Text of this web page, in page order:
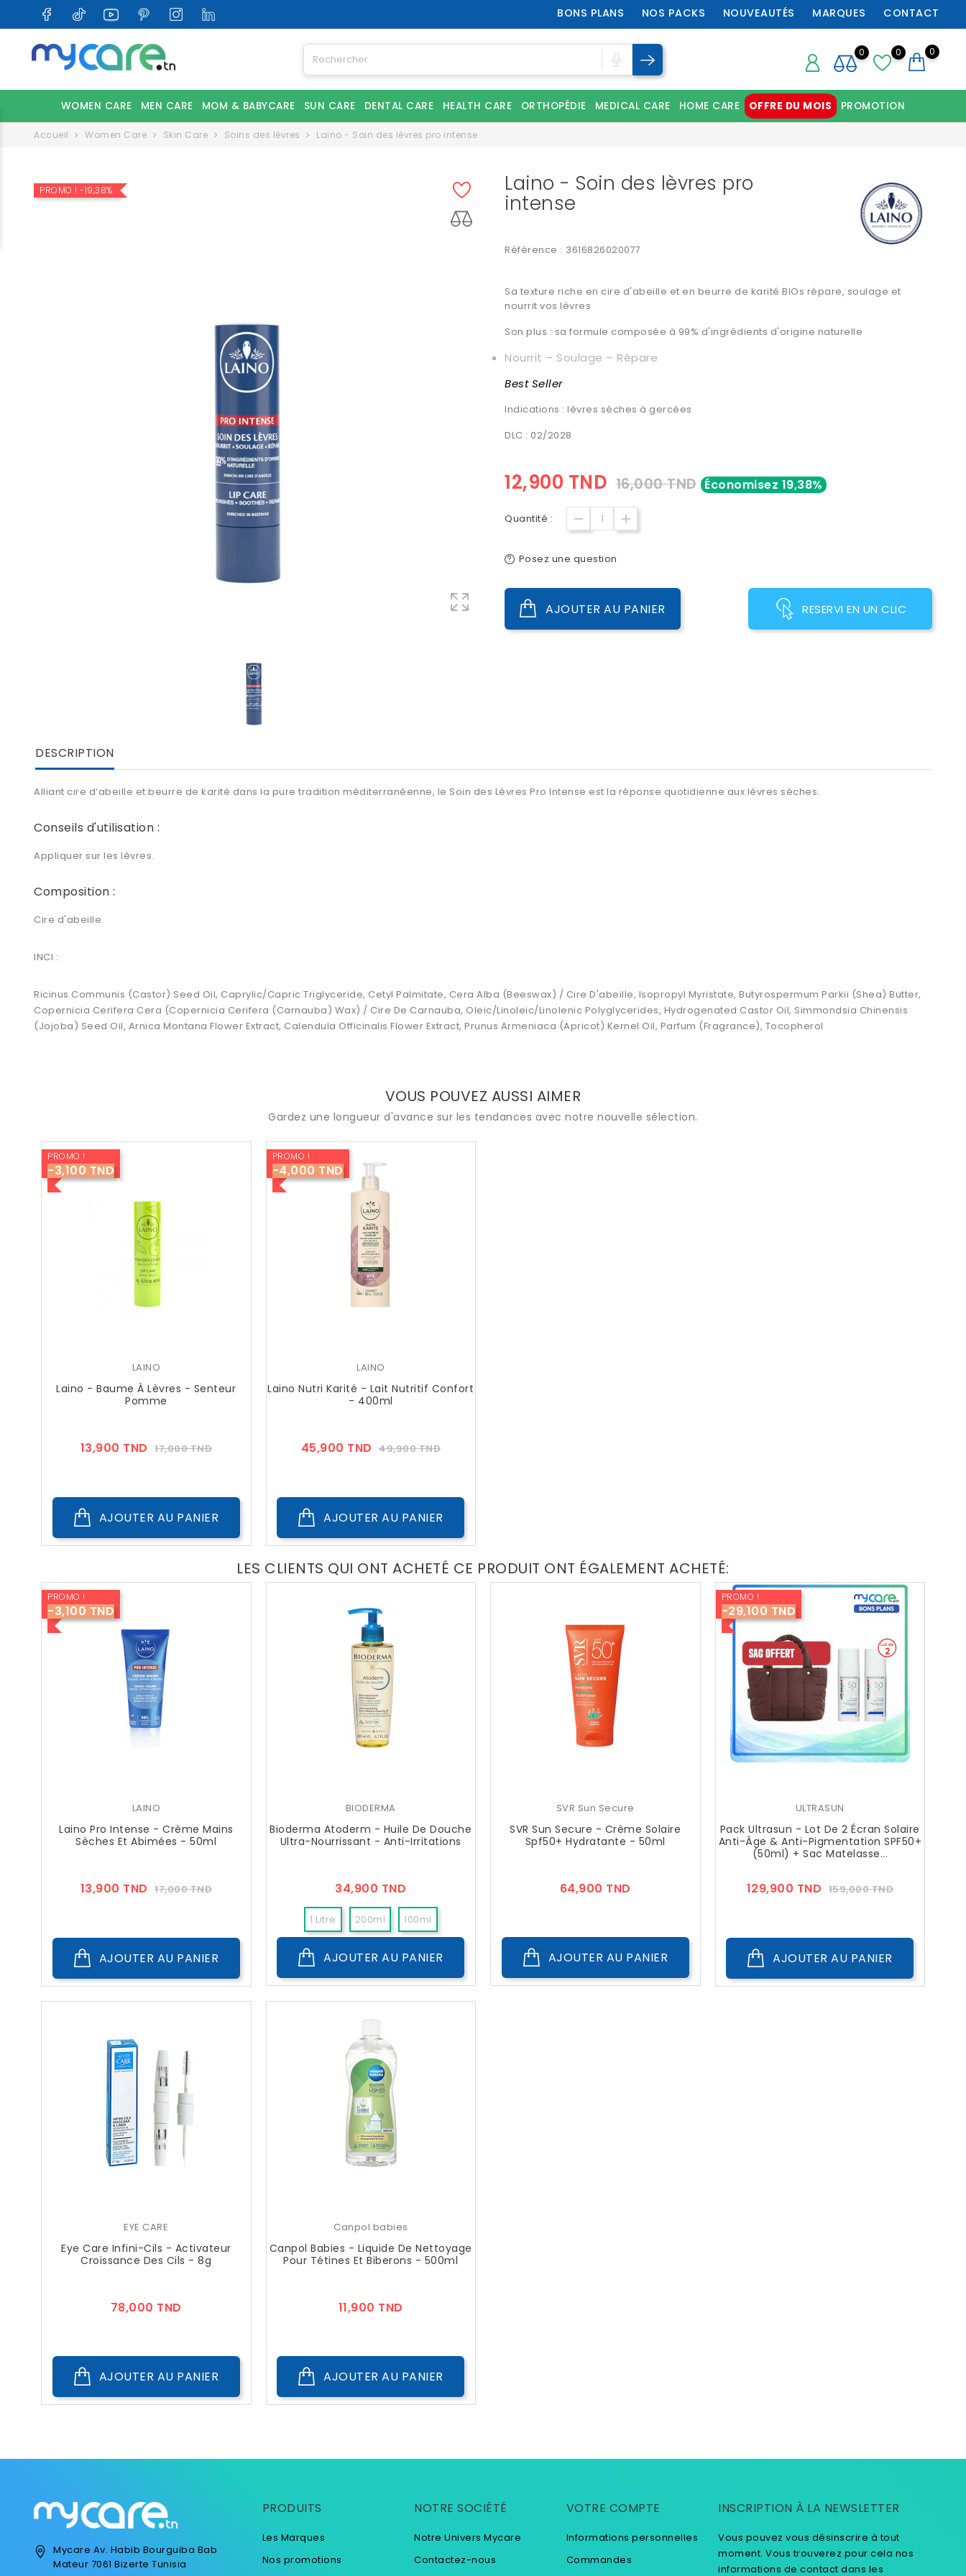
BONS PLANS NOS PACKS NOUVEAUTÉS MARQUES CONTACT
0 0
0
WOMEN CARE MEN CARE MOM & BABYCARE SUN CARE DENTAL CARE HEALTH CARE ORTHOPÉDIE MEDICAL CARE HOME CARE OFFRE DU MOIS PROMOTION
Accueil Women Care Skin Care Soins des lèvres Laino - Soin des lèvres pro intense
PROMO ! -19,38% Laino - Soin des lèvres pro
intense
Référence : 3616826020077
Sa texture riche en cire d'abeille et en beurre de karité BIOs répare, soulage et
nourrit vos lèvres
Son plus : sa formule composée à 99% d'ingrédients d'origine naturelle
Nourrit – Soulage – Répare
Best Seller
Indications : lèvres sèches à gercées
DLC : 02/2028
12,900 TND 16,000 TND Économisez 19,38%
Quantité :
Posez une question
AJOUTER AU PANIER RESERVI EN UN CLIC
DESCRIPTION
Alliant cire d’abeille et beurre de karité dans la pure tradition méditerranéenne, le Soin des Lèvres Pro Intense est la réponse quotidienne aux lèvres sèches.
Conseils d'utilisation :
Appliquer sur les lèvres.
Composition :
Cire d'abeille.
INCI :
Ricinus Communis (Castor) Seed Oil, Caprylic/Capric Triglyceride, Cetyl Palmitate, Cera Alba (Beeswax) / Cire D'abeille, Isopropyl Myristate, Butyrospermum Parkii (Shea) Butter,
Copernicia Cerifera Cera (Copernicia Cerifera (Carnauba) Wax) / Cire De Carnauba, Oleic/Linoleic/Linolenic Polyglycerides, Hydrogenated Castor Oil, Simmondsia Chinensis
(Jojoba) Seed Oil, Arnica Montana Flower Extract, Calendula Officinalis Flower Extract, Prunus Armeniaca (Apricot) Kernel Oil, Parfum (Fragrance), Tocopherol
VOUS POUVEZ AUSSI AIMER
Gardez une longueur d'avance sur les tendances avec notre nouvelle sélection.
PROMO !
-3,100 TND
LAINO
Laino - Baume À Lèvres - Senteur
Pomme
13,900 TND Prix
17,000 TNDPrix
AJOUTER AU PANIER
PROMO !
-4,000 TND
LAINO
Laino Nutri Karité - Lait Nutritif Confort
- 400ml
45,900 TND Prix
49,900 TNDPrix
AJOUTER AU PANIER
LES CLIENTS QUI ONT ACHETÉ CE PRODUIT ONT ÉGALEMENT ACHETÉ:
PROMO !
-3,100 TND
LAINO
Laino Pro Intense - Crème Mains
Sèches Et Abimées - 50ml
13,900 TND Prix
17,000 TNDPrix
AJOUTER AU PANIER
BIODERMA
Bioderma Atoderm - Huile De Douche
Ultra-Nourrissant - Anti-Irritations
34,900 TND
1 Litre 200ml 100ml
AJOUTER AU PANIER
SVR Sun Secure
SVR Sun Secure - Crème Solaire
Spf50+ Hydratante - 50ml
64,900 TND
AJOUTER AU PANIER
PROMO !
-29,100 TND
ULTRASUN
Pack Ultrasun - Lot De 2 Écran Solaire
Anti-Âge & Anti-Pigmentation SPF50+
(50ml) + Sac Matelasse...
129,900 TND Prix
159,000 TNDPrix
AJOUTER AU PANIER
EYE CARE
Eye Care Infini-Cils - Activateur
Croissance Des Cils - 8g
78,000 TND
AJOUTER AU PANIER
Canpol babies
Canpol Babies - Liquide De Nettoyage
Pour Tétines Et Biberons - 500ml
11,900 TND
AJOUTER AU PANIER
Mycare Av. Habib Bourguiba Bab
Mateur 7061 Bizerte Tunisia
PRODUITS
Les Marques
Nos promotions
NOTRE SOCIÉTÉ
Notre Univers Mycare
Contactez-nous
VOTRE COMPTE
Informations personnelles
Commandes
INSCRIPTION À LA NEWSLETTER
Vous pouvez vous désinscrire à tout
moment. Vous trouverez pour cela nos
informations de contact dans les